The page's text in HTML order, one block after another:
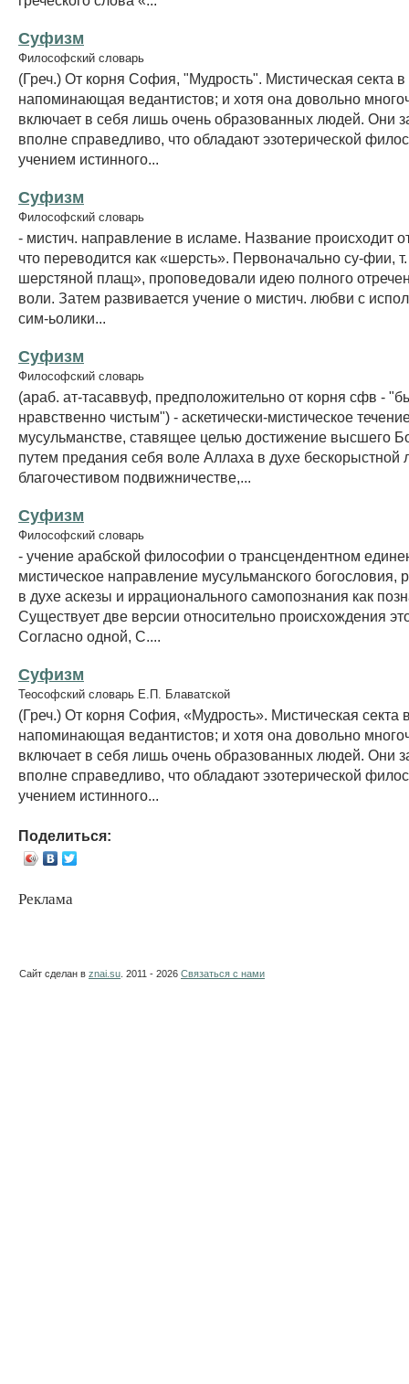
Суфизм
Философский словарь
(Греч.) От корня София, "Мудрость". Мистическая секта
напоминающая ведантистов; и хотя она довольно
включает в себя лишь очень образованных людей. Они
вполне справедливо, что обладают эзотерической
учением истинного...
Суфизм
Философский словарь
- мистич. направление в исламе. Название происходит
что переводится как «шерсть». Первоначально су-фии,
шерстяной плащ», проповедовали идею полного
воли. Затем развивается учение о мистич. любви с
сим-ьолики...
Суфизм
Философский словарь
(араб. ат-тасаввуф, предположительно от корня сфв -
нравственно чистым") - аскетически-мистическое
мусульманстве, ставящее целью достижение высшего
путем предания себя воле Аллаха в духе бескорыстной
благочестивом подвижничестве,...
Суфизм
Философский словарь
- учение арабской философии о трансцендентном
мистическое направление мусульманского богословия,
в духе аскезы и иррационального самопознания как
Существует две версии относительно происхождения
Согласно одной, С....
Суфизм
Теософский словарь Е.П. Блаватской
(Греч.) От корня София, «Мудрость». Мистическая секта
напоминающая ведантистов; и хотя она довольно
включает в себя лишь очень образованных людей. Они
вполне справедливо, что обладают эзотерической
учением истинного...
Поделиться:
Реклама
Сайт сделан в znai.su . 2011 - 2026 Связаться с нами